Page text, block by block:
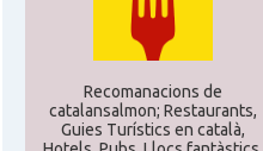
Recomanacions de
catalansalmon; Restaurants,
Guies Turístics en català,